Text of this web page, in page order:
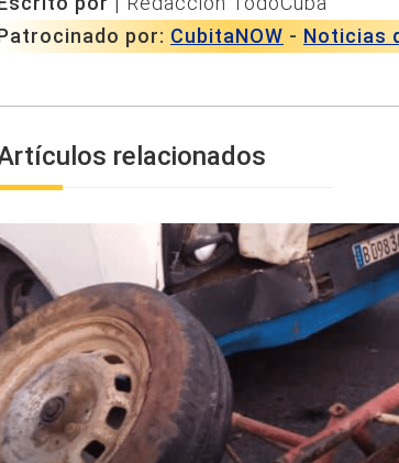
por: CubitaNOW - Noticias
relacionados